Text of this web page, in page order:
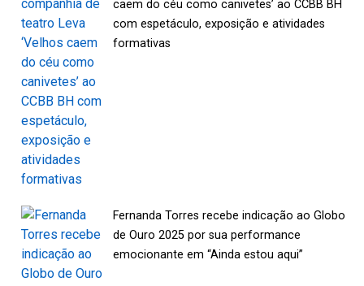
caem do céu como canivetes’ ao CCBB BH
com espetáculo, exposição e atividades
formativas
Fernanda Torres recebe indicação ao Globo
de Ouro 2025 por sua performance
emocionante em “Ainda estou aqui”